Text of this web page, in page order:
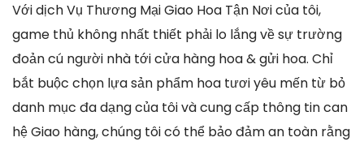
Với dịch Vụ Thương Mại Giao Hoa Tận Nơi của tôi,
game thủ không nhất thiết phải lo lắng về sự trường
đoản cú người nhà tới cửa hàng hoa & gửi hoa. Chỉ
bắt buộc chọn lựa sản phẩm hoa tươi yêu mến từ bỏ
danh mục đa dạng của tôi và cung cấp thông tin can
hệ Giao hàng, chúng tôi có thể bảo đảm an toàn rằng